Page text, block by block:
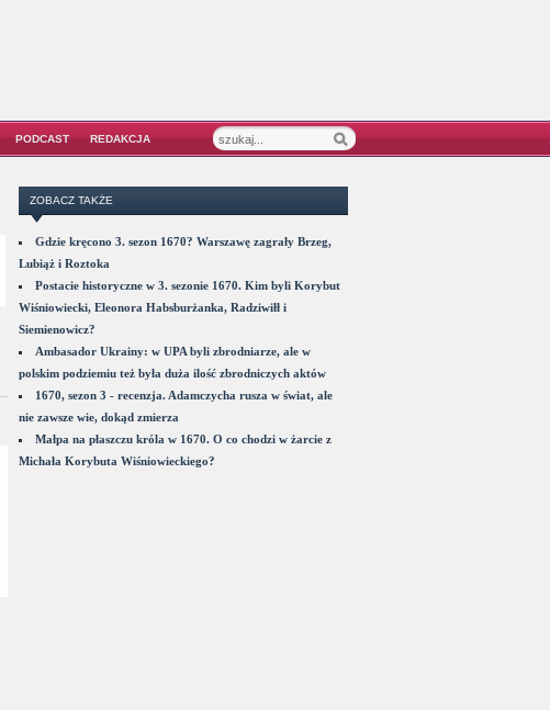
PODCAST REDAKCJA
ZOBACZ TAKŻE
Gdzie kręcono 3. sezon 1670? Warszawę zagrały Brzeg,
Lubiąż i Roztoka
Postacie historyczne w 3. sezonie 1670. Kim byli Korybut
Wiśniowiecki, Eleonora Habsburżanka, Radziwiłł i
Siemienowicz?
Ambasador Ukrainy: w UPA byli zbrodniarze, ale w
polskim podziemiu też była duża ilość zbrodniczych aktów
1670, sezon 3 - recenzja. Adamczycha rusza w świat, ale
nie zawsze wie, dokąd zmierza
Małpa na płaszczu króla w 1670. O co chodzi w żarcie z
Michała Korybuta Wiśniowieckiego?